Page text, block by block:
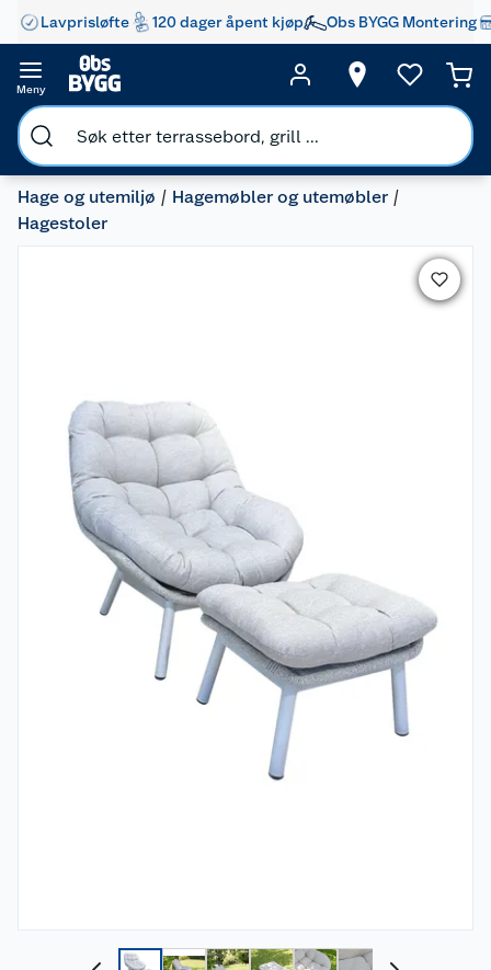
Lavprisløfte 120 dager åpent kjøp Obs BYGG Montering
Meny
Hage og utemiljø
Hagemøbler og utemøbler
Hagestoler